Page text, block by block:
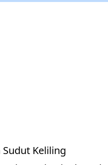
Keliling